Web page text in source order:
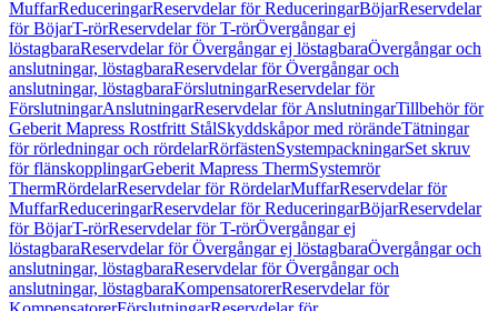
MuffarReduceringarReservdelar för ReduceringarBöjarReservdelar
för BöjarT-rörReservdelar för T-rörÖvergångar ej
löstagbaraReservdelar för Övergångar ej löstagbaraÖvergångar och
anslutningar, löstagbaraReservdelar för Övergångar och
anslutningar, löstagbaraFörslutningarReservdelar för
FörslutningarAnslutningarReservdelar för AnslutningarTillbehör för
Geberit Mapress Rostfritt StålSkyddskåpor med rörändeTätningar
för rörledningar och rördelarRörfästenSystempackningarSet skruv
för flänskopplingarGeberit Mapress ThermSystemrör
ThermRördelarReservdelar för RördelarMuffarReservdelar för
MuffarReduceringarReservdelar för ReduceringarBöjarReservdelar
för BöjarT-rörReservdelar för T-rörÖvergångar ej
löstagbaraReservdelar för Övergångar ej löstagbaraÖvergångar och
anslutningar, löstagbaraReservdelar för Övergångar och
anslutningar, löstagbaraKompensatorerReservdelar för